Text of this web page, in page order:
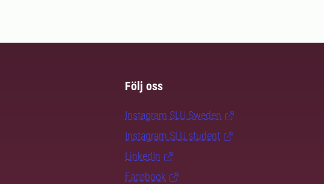
Följ oss
Instagram SLU.Sweden
Instagram SLU.student
LinkedIn
Facebook